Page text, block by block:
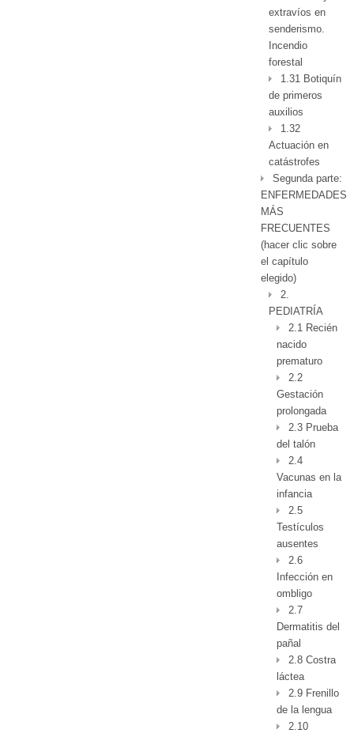
extravíos en
senderismo.
Incendio
forestal
1.31 Botiquín
de primeros
auxilios
1.32
Actuación en
catástrofes
Segunda parte:
ENFERMEDADES
MÁS
FRECUENTES
(hacer clic sobre
el capítulo
elegido)
2.
PEDIATRÍA
2.1 Recién
nacido
prematuro
2.2
Gestación
prolongada
2.3 Prueba
del talón
2.4
Vacunas en la
infancia
2.5
Testículos
ausentes
2.6
Infección en
ombligo
2.7
Dermatitis del
pañal
2.8 Costra
láctea
2.9 Frenillo
de la lengua
2.10